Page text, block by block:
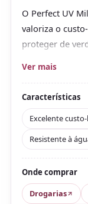
O Perfect UV
valoriza o
proteger de
Ao usar, tem a
«não ser
combina bem
ou passeios ao
fora.
Além disso,
Ver mais
Características
Excelente
Resistente à
Onde comprar
Drogarias